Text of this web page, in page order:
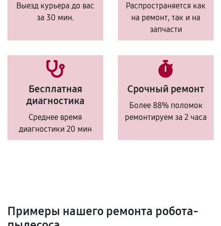
Выезд курьера до вас
за 30 мин.
Распространяется как
на ремонт, так и на
запчасти
Бесплатная
диагностика
Среднее время
диагностики 20 мин
Срочный ремонт
Более 88% поломок
ремонтируем за 2 часа
Примеры нашего ремонта робота-